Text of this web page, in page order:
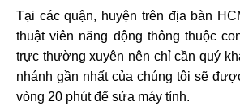
Tại các quận, huyện trên địa bàn
thuật viên năng động thông thuộc
trực thường xuyên nên chỉ cần quý
nhánh gần nhất của chúng tôi sẽ
vòng 20 phút để sửa máy tính.